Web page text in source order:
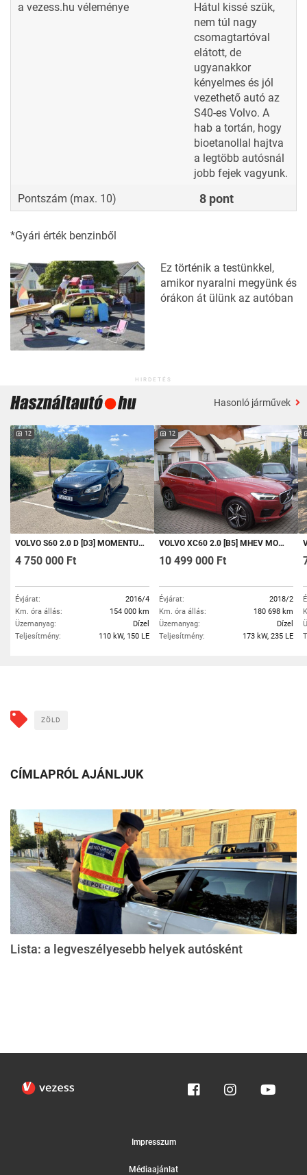
a vezess.hu véleménye
Hátul kissé szük,
nem túl nagy
csomagtartóval
elátott, de
ugyanakkor
kényelmes és jól
vezethető autó az
S40-es Volvo. A
hab a tortán, hogy
bioetanollal hajtva
a legtöbb autósnál
jobb fejek vagyunk.
Pontszám (max. 10)
8 pont
*Gyári érték benzinből
Ez történik a testünkkel,
amikor nyaralni megyünk és
órákon át ülünk az autóban
HIRDETÉS
Hasonló járművek
12
VOLVO S60 2.0 D [D3] MOMENTUM GEARTRONIC MAGYAR!LEINFORMÁLHATÓ KM FUTÁSSAL!MÁRKASZERVIZES! NAVIGÁCIÓ-TOLATÓ KAMERA-TEMPOM
4 750 000 Ft
Évjárat:
2016/4
Km. óra állás:
154 000 km
Üzemanyag:
Dízel
Teljesítmény:
110 kW, 150 LE
12
VOLVO XC60 2.0 [B5] MHEV MOMENTUM PRO AWD GEARTRONIC MAGYARORSZÁGI! AUTOMATA!PANORÁMA ÜVEGTETŐ! GYÁRI FÉNYEZÉS!
10 499 000 Ft
Évjárat:
2018/2
Km. óra állás:
180 698 km
Üzemanyag:
Dízel
Teljesítmény:
173 kW, 235 LE
ZÖLD
CÍMLAPRÓL AJÁNLJUK
Lista: a legveszélyesebb helyek autósként
Impresszum
Médiaajánlat